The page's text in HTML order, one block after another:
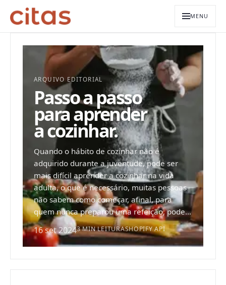
MENU
ARQUIVO EDITORIAL
Passo a passo
para aprender
a cozinhar.
Quando o hábito de cozinhar não é
adquirido durante a juventude, pode ser
mais difícil aprender a cozinhar na vida
adulta, o que é necessário, muitas pessoas
não sabem como começar, afinal, para
quem nunca preparou uma refeição, pode...
16 set 20243 MIN LEITURASHOPIFY API